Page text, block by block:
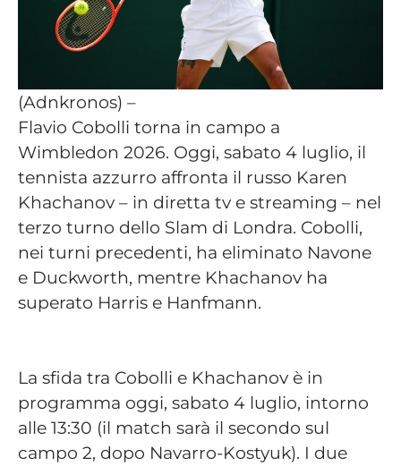
(Adnkronos) –
Flavio Cobolli torna in campo a
Wimbledon 2026. Oggi, sabato 4 luglio, il
tennista azzurro affronta il russo Karen
Khachanov – in diretta tv e streaming – nel
terzo turno dello Slam di Londra. Cobolli,
nei turni precedenti, ha eliminato Navone
e Duckworth, mentre Khachanov ha
superato Harris e Hanfmann.
La sfida tra Cobolli e Khachanov è in
programma oggi, sabato 4 luglio, intorno
alle 13:30 (il match sarà il secondo sul
campo 2, dopo Navarro-Kostyuk). I due